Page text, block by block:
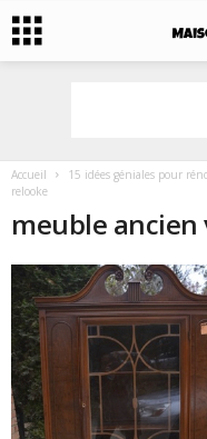
Accueil 15 idées géniales pour
relooke
meuble